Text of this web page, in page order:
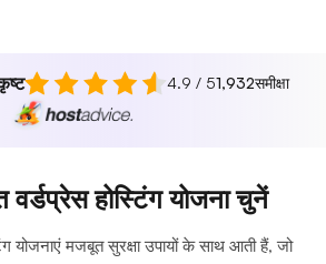
4.9 / 51,932समीक्षा
वर्डप्रेस होस्टिंग योजना चुनें
योजनाएं मजबूत सुरक्षा उपायों के साथ आती हैं, जो